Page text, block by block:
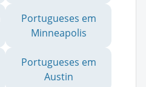
Portugueses em
Minneapolis
Portugueses em
Austin